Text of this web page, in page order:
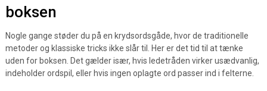
boksen
Nogle gange støder du på en krydsordsgåde, hvor de traditionelle
metoder og klassiske tricks ikke slår til. Her er det tid til at tænke
uden for boksen. Det gælder især, hvis ledetråden virker usædvanlig,
indeholder ordspil, eller hvis ingen oplagte ord passer ind i felterne.